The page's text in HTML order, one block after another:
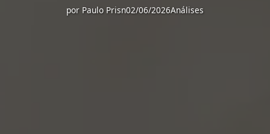
por Paulo Prisn02/06/2026Análises